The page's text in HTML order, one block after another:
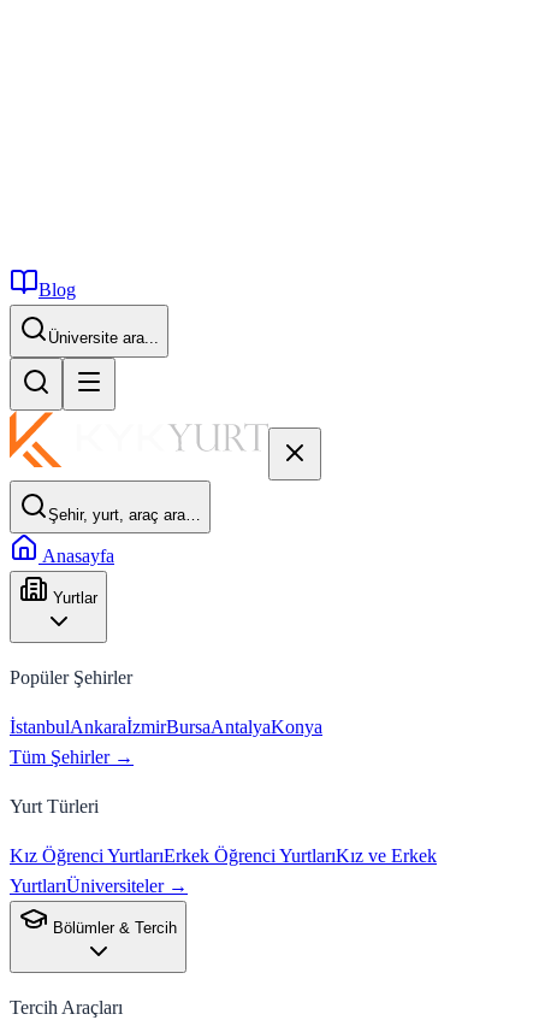
Blog
Üniversite ara...
Şehir, yurt, araç ara…
Anasayfa
Yurtlar
Popüler Şehirler
İstanbulAnkaraİzmirBursaAntalyaKonya
Tüm Şehirler →
Yurt Türleri
Kız Öğrenci YurtlarıErkek Öğrenci YurtlarıKız ve Erkek
YurtlarıÜniversiteler →
Bölümler & Tercih
Tercih Araçları